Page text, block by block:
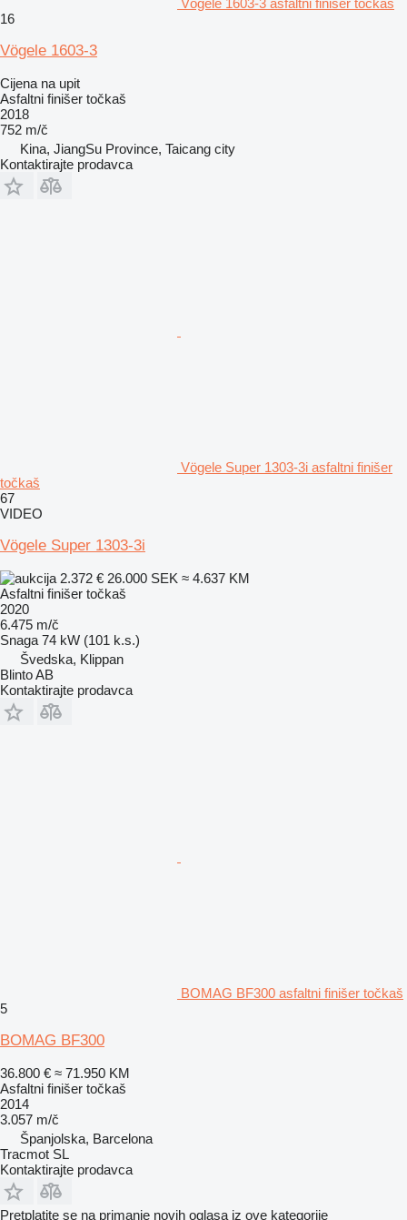
16
Vögele 1603-3
Cijena na upit
Asfaltni finišer točkaš
2018
752 m/č
Kina, JiangSu Province, Taicang city
Kontaktirajte prodavca
Vögele Super 1303-3i asfaltni finišer
točkaš
67
VIDEO
Vögele Super 1303-3i
2.372 € 26.000 SEK ≈ 4.637 KM
Asfaltni finišer točkaš
2020
6.475 m/č
Snaga 74 kW (101 k.s.)
Švedska, Klippan
Blinto AB
Kontaktirajte prodavca
BOMAG BF300 asfaltni finišer točkaš
5
BOMAG BF300
36.800 € ≈ 71.950 KM
Asfaltni finišer točkaš
2014
3.057 m/č
Španjolska, Barcelona
Tracmot SL
Kontaktirajte prodavca
Pretplatite se na primanje novih oglasa iz ove kategorije